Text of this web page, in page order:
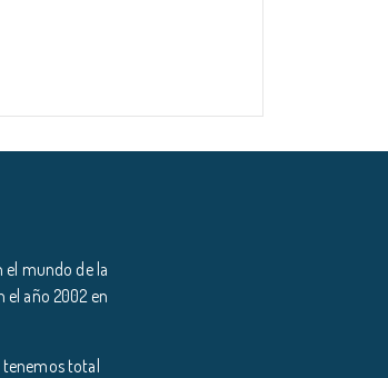
el mundo de la
año 2002 en
tenemos total